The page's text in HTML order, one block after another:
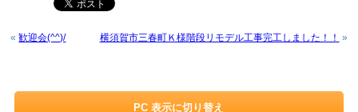
«歓迎会(^^)/ 横須賀市三春町Ｋ様階段リモデル工事完工しました！！ »
PC 表示に切り替え